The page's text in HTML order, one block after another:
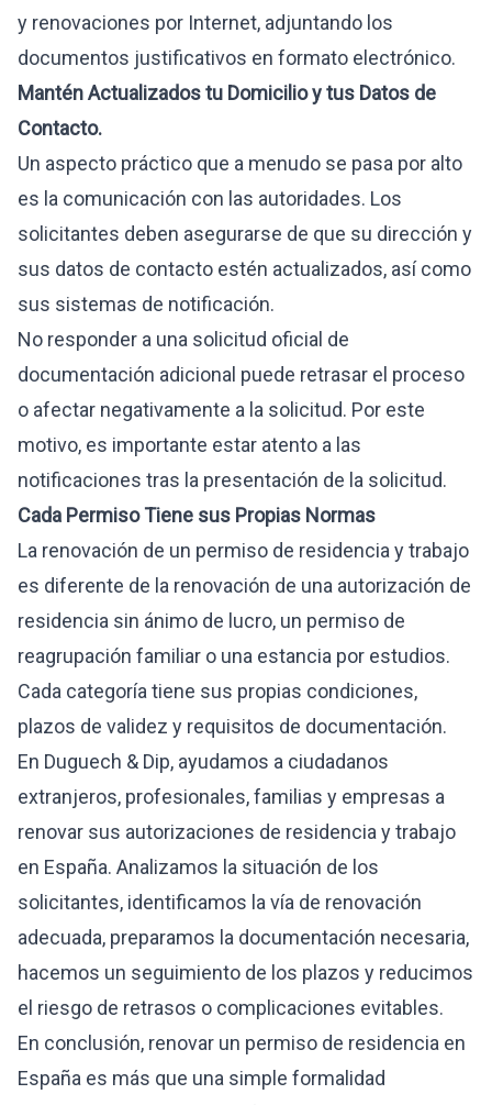
y renovaciones por Internet, adjuntando los
documentos justificativos en formato electrónico.
Mantén Actualizados tu Domicilio y tus Datos de
Contacto.
Un aspecto práctico que a menudo se pasa por alto
es la comunicación con las autoridades. Los
solicitantes deben asegurarse de que su dirección y
sus datos de contacto estén actualizados, así como
sus sistemas de notificación.
No responder a una solicitud oficial de
documentación adicional puede retrasar el proceso
o afectar negativamente a la solicitud. Por este
motivo, es importante estar atento a las
notificaciones tras la presentación de la solicitud.
Cada Permiso Tiene sus Propias Normas
La renovación de un permiso de residencia y trabajo
es diferente de la renovación de una autorización de
residencia sin ánimo de lucro, un permiso de
reagrupación familiar o una estancia por estudios.
Cada categoría tiene sus propias condiciones,
plazos de validez y requisitos de documentación.
En Duguech & Dip, ayudamos a ciudadanos
extranjeros, profesionales, familias y empresas a
renovar sus autorizaciones de residencia y trabajo
en España. Analizamos la situación de los
solicitantes, identificamos la vía de renovación
adecuada, preparamos la documentación necesaria,
hacemos un seguimiento de los plazos y reducimos
el riesgo de retrasos o complicaciones evitables.
En conclusión, renovar un permiso de residencia en
España es más que una simple formalidad